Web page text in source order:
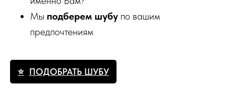
Мы подберем шубу по вашим
предпочтениям
ПОДОБРАТЬ ШУБУ